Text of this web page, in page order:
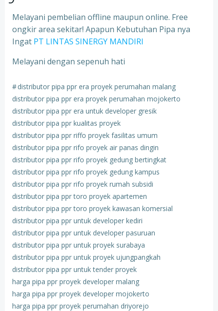
Melayani pembelian offline maupun online. Free
ongkir area sekitar! Apapun Kebutuhan Pipa nya
Ingat PT LINTAS SINERGY MANDIRI
Melayani dengan sepenuh hati
#distributor pipa ppr era proyek perumahan malang
distributor pipa ppr era proyek perumahan mojokerto
distributor pipa ppr era untuk developer gresik
distributor pipa ppr kualitas proyek
distributor pipa ppr riffo proyek fasilitas umum
distributor pipa ppr rifo proyek air panas dingin
distributor pipa ppr rifo proyek gedung bertingkat
distributor pipa ppr rifo proyek gedung kampus
distributor pipa ppr rifo proyek rumah subsidi
distributor pipa ppr toro proyek apartemen
distributor pipa ppr toro proyek kawasan komersial
distributor pipa ppr untuk developer kediri
distributor pipa ppr untuk developer pasuruan
distributor pipa ppr untuk proyek surabaya
distributor pipa ppr untuk proyek ujungpangkah
distributor pipa ppr untuk tender proyek
harga pipa ppr proyek developer malang
harga pipa ppr proyek developer mojokerto
harga pipa ppr proyek perumahan driyorejo